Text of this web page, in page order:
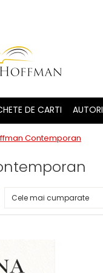
DE CARTI AUTORI
Contemporan